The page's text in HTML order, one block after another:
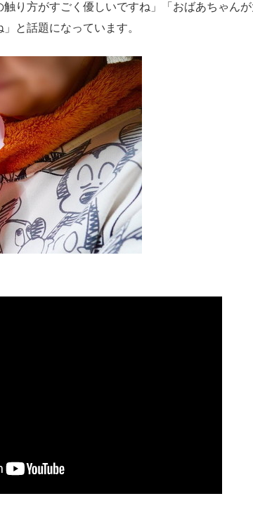
り方がすごく優しいですね」「おばあちゃん
と話題になっています。